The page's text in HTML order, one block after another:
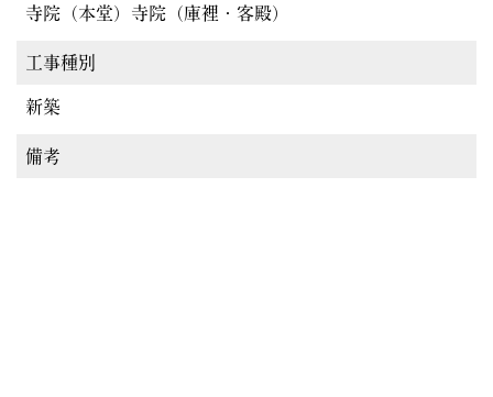
寺院（本堂）寺院（庫裡・客殿）
工事種別
新築
備考